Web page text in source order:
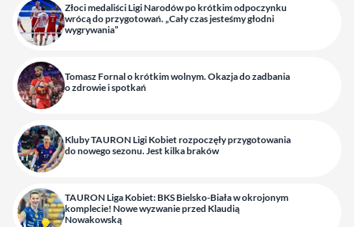
Złoci medaliści Ligi Narodów po krótkim odpoczynku
wrócą do przygotowań. „Cały czas jesteśmy głodni
wygrywania”
Tomasz Fornal o krótkim wolnym. Okazja do zadbania
o zdrowie i spotkań
Kluby TAURON Ligi Kobiet rozpoczęły przygotowania
do nowego sezonu. Jest kilka braków
TAURON Liga Kobiet: BKS Bielsko-Biała w okrojonym
komplecie! Nowe wyzwanie przed Klaudią
Nowakowską